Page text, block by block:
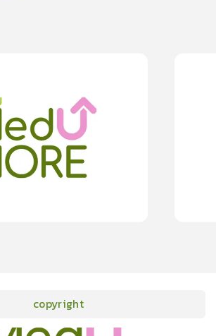
จากพิษสุนัขบ้า
0rating)
moreDetails
copyright
onlineCourses academicConferencesnews infographic